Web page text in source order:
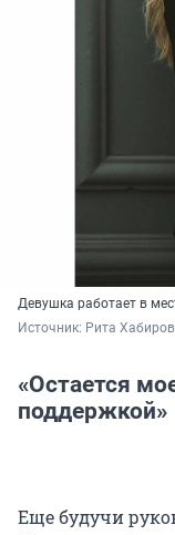
Девушка работает в
Источник: Рита
«Остается
поддержкой»
Еще будучи